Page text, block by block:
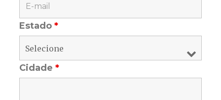
Estado*
Cidade*